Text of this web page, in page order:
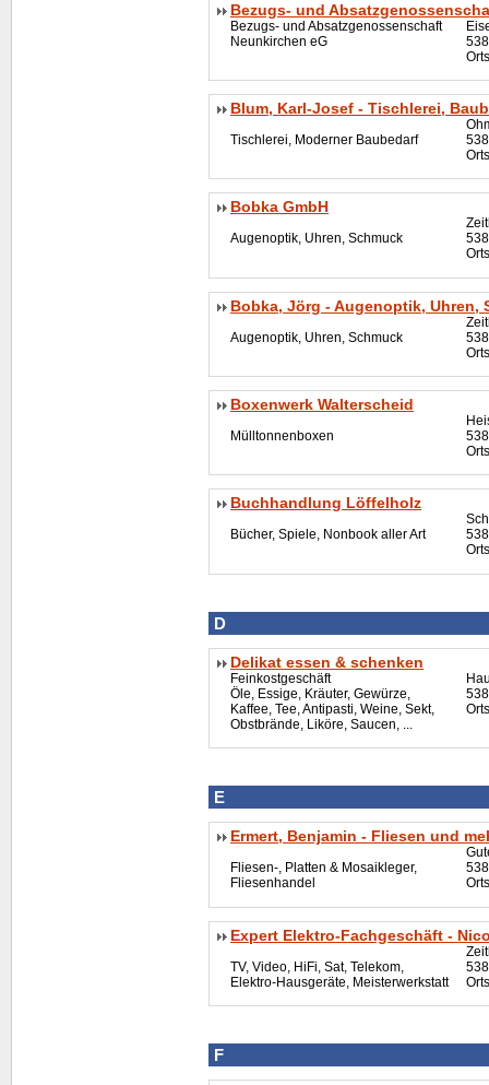
Bezugs- und
Bezugs- und Absatzgenossenschaft
Neunkirchen eG
Blum, Karl-Josef - Tischlerei,
Tischlerei, Moderner Baubedarf
Bobka GmbH
Augenoptik, Uhren, Schmuck
Bobka, Jörg - Augenoptik, Uhren,
Augenoptik, Uhren, Schmuck
Boxenwerk Walterscheid
Mülltonnenboxen
Buchhandlung Löffelholz
Bücher, Spiele, Nonbook aller Art
D
Delikat essen & schenken
Feinkostgeschäft
Öle, Essige, Kräuter, Gewürze,
Kaffee, Tee, Antipasti, Weine, Sekt,
Obstbrände, Liköre, Saucen, ...
E
Ermert, Benjamin - Fliesen und
Fliesen-, Platten & Mosaikleger,
Fliesenhandel
Expert Elektro-Fachgeschäft -
TV, Video, HiFi , Sat, Telekom,
Elektro-Hausgeräte, Meisterwerkstatt
F